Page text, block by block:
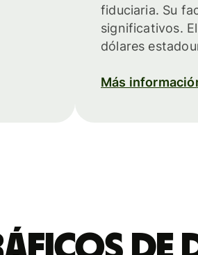
fiduciaria. Su
significativos.
dólares
Más